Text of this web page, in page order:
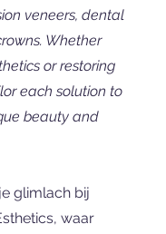
veneers, dental
Whether
or restoring
each solution to
beauty and
glimlach bij
waar